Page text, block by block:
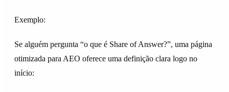
Exemplo:
Se alguém pergunta “o que é Share of Answer?”, uma página
otimizada para AEO oferece uma definição clara logo no
início: